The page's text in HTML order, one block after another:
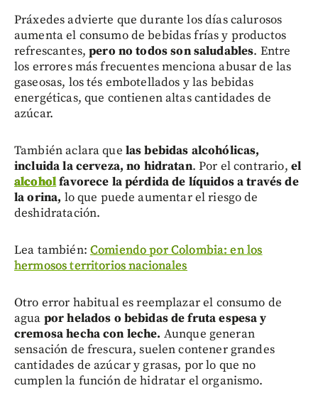
Práxedes advierte que durante los días calurosos
aumenta el consumo de bebidas frías y productos
refrescantes,pero no todos son saludables. Entre
los errores más frecuentes menciona abusar de las
gaseosas, los tés embotellados y las bebidas
energéticas, que contienen altas cantidades de
azúcar.
También aclara que las bebidas alcohólicas,
incluida la cerveza, no hidratan. Por el contrario, el
alcoholfavorece la pérdida de líquidos a través de
la orina, lo que puede aumentar el riesgo de
deshidratación.
Lea también: Comiendo por Colombia: en los
hermosos territorios nacionales
Otro error habitual es reemplazar el consumo de
agua por helados o bebidas de fruta espesa y
cremosa hecha con leche. Aunque generan
sensación de frescura, suelen contener grandes
cantidades de azúcar y grasas, por lo que no
cumplen la función de hidratar el organismo.